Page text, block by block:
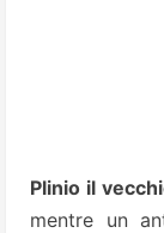
Plinio il
mentre un